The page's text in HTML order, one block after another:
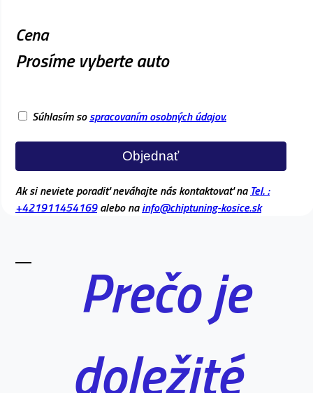
Cena
Prosíme vyberte auto
Súhlasím sospracovaním osobných údajov.
Objednať
Ak si neviete poradiť neváhajte nás kontaktovať na Tel. :
+421911454169alebo nainfo@chiptuning-kosice.sk
Prečo je
doležité